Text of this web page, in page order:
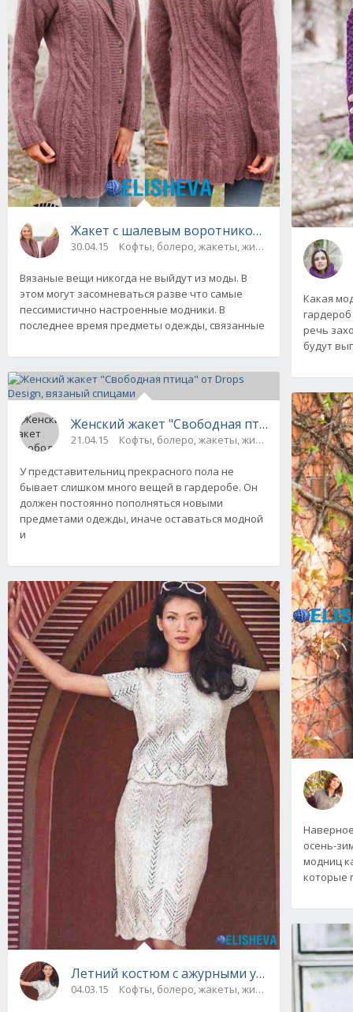
Жакет с шалевым воротником и аранами
30.04.15 Кофты, болеро, жакеты, жилеты, пуловеры и
Вязаные вещи никогда не выйдут из моды. В
этом могут засомневаться разве что самые
пессимистично настроенные модники. В
последнее время предметы одежды, связанные
Женский жакет "Свободная птица"
21.04.15 Кофты, болеро, жакеты, жилеты, пуловеры и
У представительниц прекрасного пола не
бывает слишком много вещей в гардеробе. Он
должен постоянно пополняться новыми
предметами одежды, иначе оставаться модной
и
Летний костюм с ажурными узорами,
04.03.15 Кофты, болеро, жакеты, жилеты, пуловеры и
Какая
речь
будут
осень-
модниц
которые